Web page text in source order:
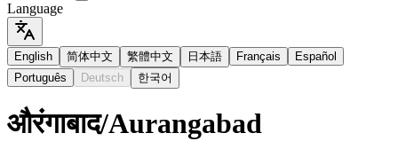
Language
English 简体中文 繁體中文 日本語 Français
Español
Português
Deutsch 한국어
औरंगाबाद/Aurangabad